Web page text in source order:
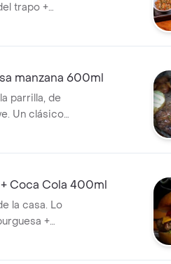
trapo +
manzana 600ml
parrilla, de
Un clásico
de
Coca Cola 400ml
la casa. Lo
+